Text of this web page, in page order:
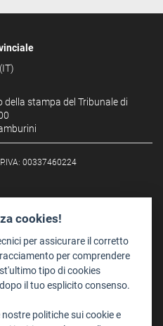
stampa del Tribunale di
00337460224
cookies!
per assicurare il corretto
per comprendere
tipo di cookies
il tuo esplicito consenso.
politiche sui cookie e